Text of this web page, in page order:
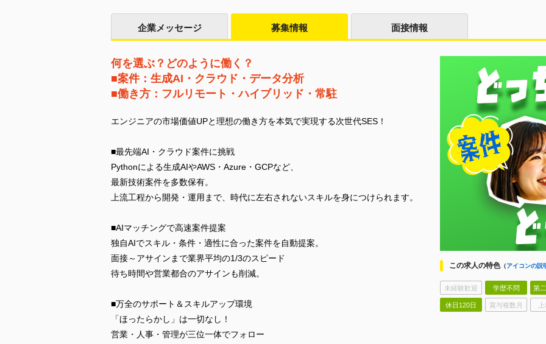
企業メッセージ 募集情報 面接情報
この求人の特色（アイコンの説
未経験歓迎 学歴不問 第
休日120日 賞与複数月
何を選ぶ？どのように働く？
■案件：生成AI・クラウド・データ分析
■働き方：フルリモート・ハイブリッド・常駐
エンジニアの市場価値UPと理想の働き方を本気で実現する次世代SES！
■最先端AI・クラウド案件に挑戦
Pythonによる生成AIやAWS・Azure・GCPなど、
最新技術案件を多数保有。
上流工程から開発・運用まで、時代に左右されないスキルを身につけられます。
■AIマッチングで高速案件提案
独自AIでスキル・条件・適性に合った案件を自動提案。
面接～アサインまで業界平均の1/3のスピード
待ち時間や営業都合のアサインも削減。
■万全のサポート＆スキルアップ環境
「ほったらかし」は一切なし！
営業・人事・管理が三位一体でフォロー